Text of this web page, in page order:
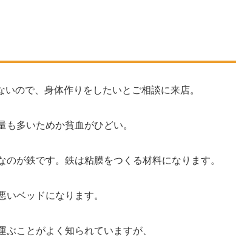
ので、身体作りをしたいとご相談に来店。
多いためか貧血がひどい。
が鉄です。鉄は粘膜をつくる材料になります。
ベッドになります。
ことがよく知られていますが、